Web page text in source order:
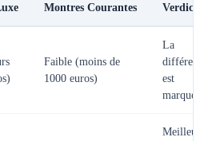
Montres Courantes Verdict
Faible (moins de
1000 euros)
La
est
Meilleur